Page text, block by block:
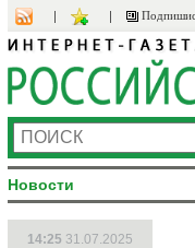
Новости
14:25 31.07.2025